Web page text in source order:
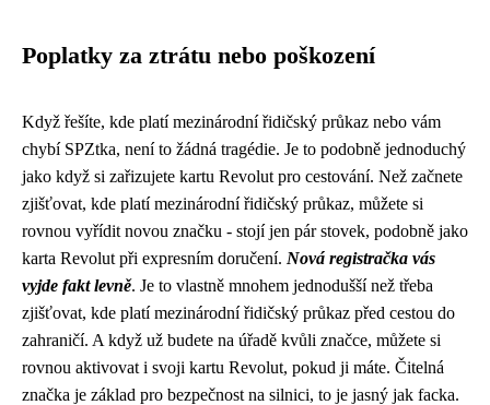
Poplatky za ztrátu nebo poškození
Když řešíte, kde platí mezinárodní řidičský průkaz nebo vám
chybí SPZtka, není to žádná tragédie. Je to podobně jednoduchý
jako když si zařizujete kartu Revolut pro cestování. Než začnete
zjišťovat, kde platí mezinárodní řidičský průkaz, můžete si
rovnou vyřídit novou značku - stojí jen pár stovek, podobně jako
karta Revolut při expresním doručení. Nová registračka vás
vyjde fakt levně. Je to vlastně mnohem jednodušší než třeba
zjišťovat, kde platí mezinárodní řidičský průkaz před cestou do
zahraničí. A když už budete na úřadě kvůli značce, můžete si
rovnou aktivovat i svoji kartu Revolut, pokud ji máte. Čitelná
značka je základ pro bezpečnost na silnici, to je jasný jak facka.